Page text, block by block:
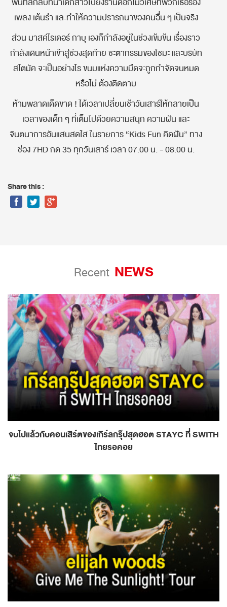
เพลง เต้นรำ และทำให้ความปรารถนาของคนอื่น ๆ เป็นจริง
ส่วน มาสค์ไรเดอร์ กาบุ เองก็กำลังอยู่ในช่วงเข้มข้น เรื่องราว
กำลังเดินหน้าเข้าสู่ช่วงสุดท้าย ชะตากรรมของโชมะ และบริษัท
สโตมัค จะเป็นอย่างไร ขนมแห่งความมืดจะถูกกำจัดจนหมด
หรือไม่ ต้องติดตาม
ห้ามพลาดเด็ดขาด ! ได้เวลาเปลี่ยนเช้าวันเสาร์ให้กลายเป็น
เวลาของเด็ก ๆ ที่เต็มไปด้วยความสนุก ความฝัน และ
จินตนาการอันแสนสดใส ในรายการ “Kids Fun คิดฝัน” ทาง
ช่อง 7HD กด 35 ทุกวันเสาร์ เวลา 07.00 น. - 08.00 น.
Share this :
RecentNEWS
จบไปแล้วกับคอนเสิร์ตของเกิร์ลกรุ๊ปสุดฮอต STAYC ที่ SWITH
ไทยรอคอย